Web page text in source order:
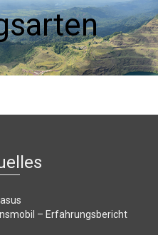
– Erfahrungsbericht